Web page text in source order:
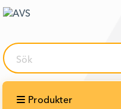
Sök
Produkter